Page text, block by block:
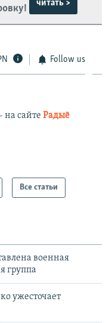
читать >
Follow us
на сайте Радыё
Все статьи
военная
группа
ужесточает